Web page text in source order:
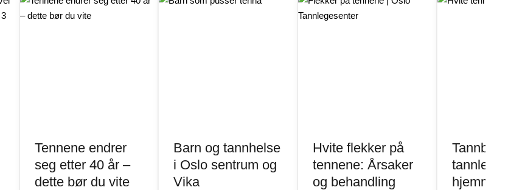
Tennene endrer
seg etter 40 år –
dette bør du vite
Barn og tannhelse
i Oslo sentrum og
Vika
Hvite flekker på
tennene: Årsaker
og behandling
tannlege